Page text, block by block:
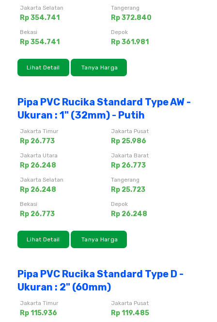
Jakarta Selatan
Rp 354.741
Tangerang
Rp 372.840
Bekasi
Rp 354.741
Depok
Rp 361.981
Lihat Detail Tanya Harga
Pipa PVC Rucika Standard Type AW -
Ukuran : 1" (32mm) - Putih
Jakarta Timur
Rp 26.773
Jakarta Pusat
Rp 25.986
Jakarta Utara
Rp 26.248
Jakarta Barat
Rp 26.773
Jakarta Selatan
Rp 26.248
Tangerang
Rp 25.723
Bekasi
Rp 26.773
Depok
Rp 26.248
Lihat Detail Tanya Harga
Pipa PVC Rucika Standard Type D -
Ukuran : 2" (60mm)
Jakarta Timur
Rp 115.936
Jakarta Pusat
Rp 119.485